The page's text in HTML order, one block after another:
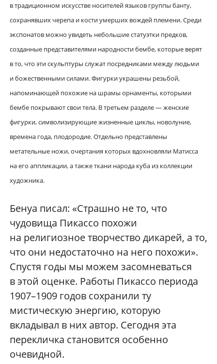
в традиционном искусстве носителей языков группы банту,
сохранявших черепа и кости умерших вождей племени. Среди
экспонатов можно увидеть небольшие статуэтки предков,
созданные представителями народности бембе, которые верят
в то, что эти скульптуры служат посредниками между людьми
и божественными силами. Фигурки украшены резьбой,
напоминающей похожие на шрамы орнаменты, которыми
бембе покрывают свои тела. В третьем разделе — женские
фигурки, символизирующие жизненные циклы, новолуние,
времена года, плодородие. Отдельно представлены
метательные ножи, очертания которых вдохновляли Матисса
на его аппликации, а также ткани народа куба из коллекции
художника.
Бенуа писал: «Страшно не то, что
чудовища Пикассо похожи
на религиозное творчество дикарей, а то,
что они недостаточно на него похожи».
Спустя годы мы можем засомневаться
в этой оценке. Работы Пикассо периода
1907–1909 годов сохранили ту
мистическую энергию, которую
вкладывал в них автор. Сегодня эта
перекличка становится особенно
очевидной.